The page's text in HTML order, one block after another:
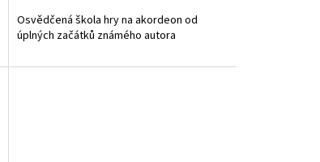
Osvědčená škola hry na akordeon od
úplných začátků známého autora